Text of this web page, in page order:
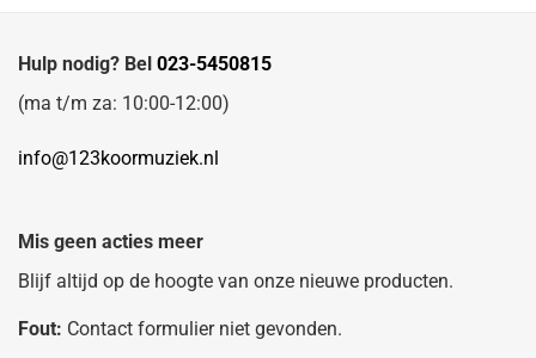
Hulp nodig? Bel 023-5450815
(ma t/m za: 10:00-12:00)
info@123koormuziek.nl
Mis geen acties meer
Blijf altijd op de hoogte van onze nieuwe producten.
Fout: Contact formulier niet gevonden.